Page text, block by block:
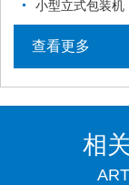
小型立式包装机
查看更多
相